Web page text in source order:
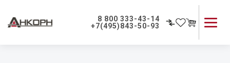
8 800 333-43-14
+7(495)843-50-93